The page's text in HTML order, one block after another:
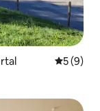
5 de
5 (9)